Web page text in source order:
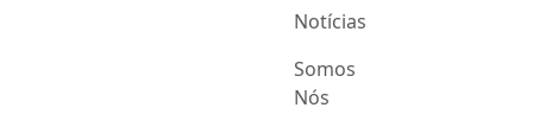
Notícias
Somos
Nós